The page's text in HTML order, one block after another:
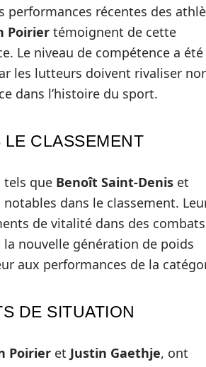
performances récentes des
Poirier témoignent de cette
Le niveau de compétence a été
les lutteurs doivent rivaliser
dans l’histoire du sport.
CLASSEMENT
tels que Benoît Saint-Denis et
dans le classement.
de vitalité dans des combats
nouvelle génération de poids
aux performances de la
DE SITUATION
Poirier et Justin Gaethje, ont